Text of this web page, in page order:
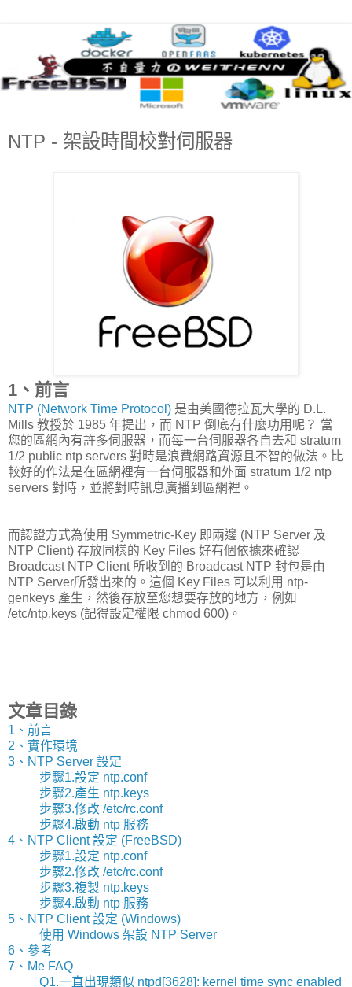
NTP - 架設時間校對伺服器
1、前言
NTP (Network Time Protocol) 是由美國德拉瓦大學的 D.L.
Mills 教授於 1985 年提出，而 NTP 倒底有什麼功用呢？ 當
您的區網內有許多伺服器，而每一台伺服器各自去和 stratum
1/2 public ntp servers 對時是浪費網路資源且不智的做法。比
較好的作法是在區網裡有一台伺服器和外面 stratum 1/2 ntp
servers 對時，並將對時訊息廣播到區網裡。
而認證方式為使用 Symmetric-Key 即兩邊 (NTP Server 及
NTP Client) 存放同樣的 Key Files 好有個依據來確認
Broadcast NTP Client 所收到的 Broadcast NTP 封包是由
NTP Server所發出來的。這個 Key Files 可以利用 ntp-
genkeys 產生，然後存放至您想要存放的地方，例如
/etc/ntp.keys (記得設定權限 chmod 600)。
文章目錄
1、前言
2、實作環境
3、NTP Server 設定
步驟1.設定 ntp.conf
步驟2.產生 ntp.keys
步驟3.修改 /etc/rc.conf
步驟4.啟動 ntp 服務
4、NTP Client 設定 (FreeBSD)
步驟1.設定 ntp.conf
步驟2.修改 /etc/rc.conf
步驟3.複製 ntp.keys
步驟4.啟動 ntp 服務
5、NTP Client 設定 (Windows)
使用 Windows 架設 NTP Server
6、參考
7、Me FAQ
Q1.一直出現類似 ntpd[3628]: kernel time sync enabled